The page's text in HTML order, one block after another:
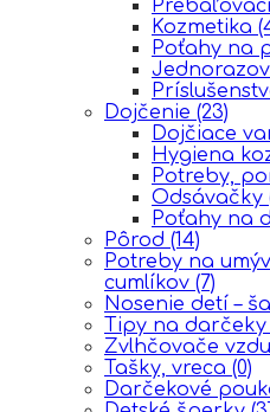
Kozmetika
Poťahy na
Dojčenie (23)
Dojčiace
Hygiena
Potreby,
Odsávačky
Poťahy na
Pôrod (14)
Potreby na
cumlíkov (7)
Nosenie detí –
Tipy na darčeky
Zvlhčovače
Tašky, vreca (0)
Darčekové